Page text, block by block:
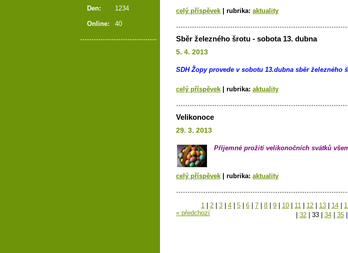
celý příspěvek rubrika: aktuality
Sběr železného šrotu - sobota 13. dubna
5. 4. 2013
SDH Žopy provede v sobotu 13.dubna sběr železného
celý příspěvek rubrika: aktuality
Velikonoce
29. 3. 2013
Příjemné prožití velikonočních svátků
celý příspěvek rubrika: aktuality
« předchozí
1 2 3 4 5 6 7 8 9 10 11 12 13 14
32 33 34 35
Online: 40
Den:
1234